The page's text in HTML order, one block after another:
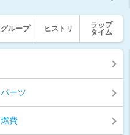
グループ ヒストリ
ラップ
タイム
パーツ
燃費